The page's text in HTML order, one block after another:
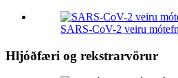
SARS-CoV-2 veiru
Hljóðfæri og rekstrarvörur